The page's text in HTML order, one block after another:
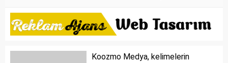
Koozmo Medya, kelimelerin